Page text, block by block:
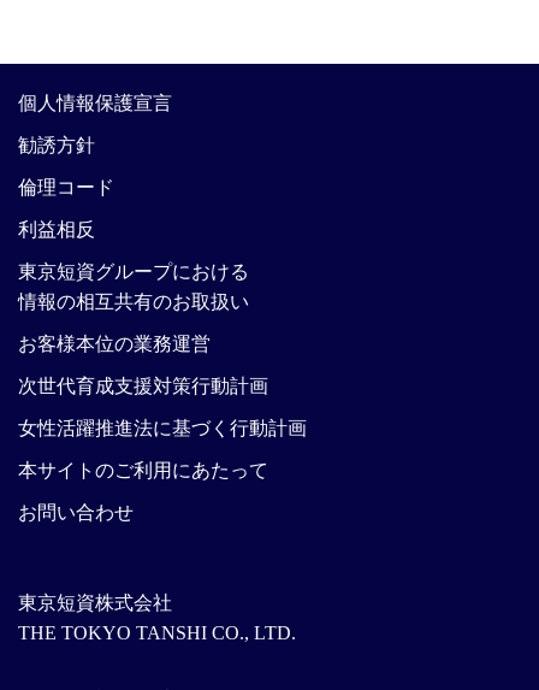
東京短資株式会社
THE TOKYO TANSHI CO., LTD.
個人情報保護宣言
勧誘方針
倫理コード
利益相反
東京短資グループにおける
情報の相互共有のお取扱い
お客様本位の業務運営
次世代育成支援対策行動計画
女性活躍推進法に基づく行動計画
本サイトのご利用にあたって
お問い合わせ